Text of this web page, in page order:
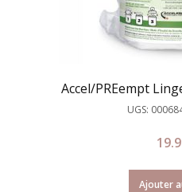
Accel/PREempt
UGS:
Ajouter